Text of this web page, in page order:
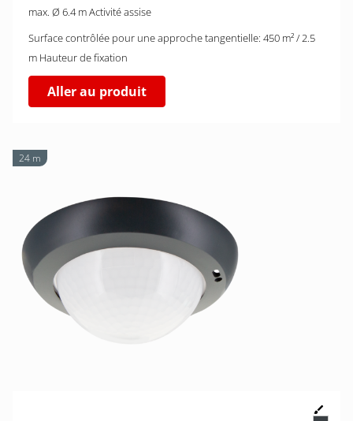
max. Ø 6.4 m Activité assise
Surface contrôlée pour une approche tangentielle: 450 m² / 2.5
m Hauteur de fixation
Aller au produit
24 m